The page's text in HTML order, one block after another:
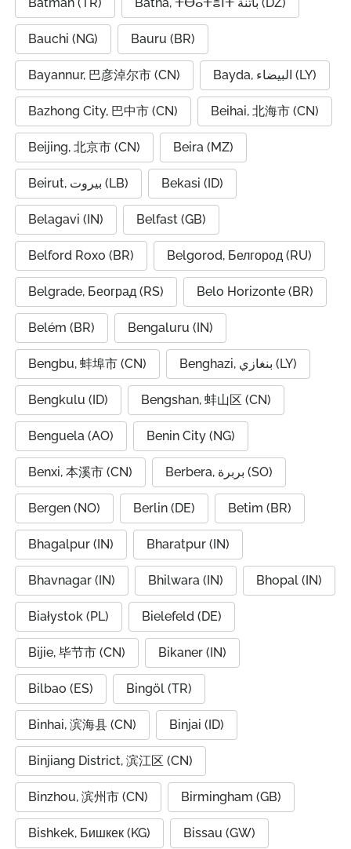
Bauchi (NG) Bauru (BR)
Bayannur, 巴彦淖尔市 (CN) Bayda, البيضاء (LY)
Bazhong City, 巴中市 (CN) Beihai, 北海市 (CN)
Beijing, 北京市 (CN) Beira (MZ)
Beirut, بيروت (LB) Bekasi (ID)
Belagavi (IN) Belfast (GB)
Belford Roxo (BR) Belgorod, Белгород (RU)
Belgrade, Београд (RS) Belo Horizonte (BR)
Belém (BR) Bengaluru (IN)
Bengbu, 蚌埠市 (CN) Benghazi, بنغازي (LY)
Bengkulu (ID) Bengshan, 蚌山区 (CN)
Benguela (AO) Benin City (NG)
Benxi, 本溪市 (CN) Berbera, بربرة (SO)
Bergen (NO) Berlin (DE) Betim (BR)
Bhagalpur (IN) Bharatpur (IN)
Bhavnagar (IN) Bhilwara (IN) Bhopal (IN)
Białystok (PL) Bielefeld (DE)
Bijie, 毕节市 (CN) Bikaner (IN)
Bilbao (ES) Bingöl (TR)
Binhai, 滨海县 (CN) Binjai (ID)
Binjiang District, 滨江区 (CN)
Binzhou, 滨州市 (CN) Birmingham (GB)
Bishkek, Бишкек (KG) Bissau (GW)